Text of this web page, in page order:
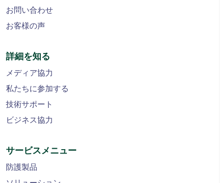
お問い合わせ
お客様の声
詳細を知る
メディア協力
私たちに参加する
技術サポート
ビジネス協力
サービスメニュー
防護製品